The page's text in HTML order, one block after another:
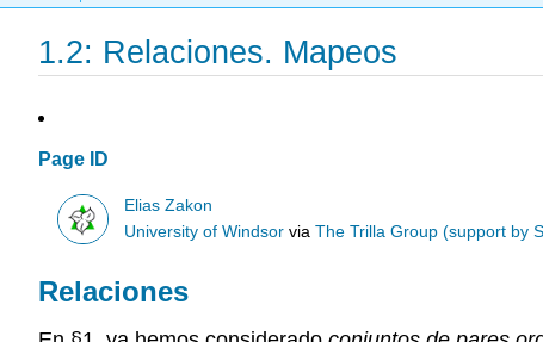
1.2: Relaciones. Mapeos
Page ID
Elias Zakon
University of Windsor viaThe Trilla Group (support by
Relaciones